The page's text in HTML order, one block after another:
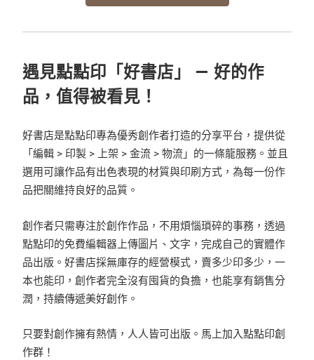
遇見點點印「好書店」 — 好的作
品，值得被看見！
好書店是點點印專為優秀創作者打造的分享平台，提供從
「編輯 > 印製 > 上架 > 金流 > 物流」的一條龍服務。並且
選用可讓作品有出色表現的材質與印刷方式，為每一份作
品把關維持良好的品質。
創作者只需專注於創作作品，不用煩惱瑣碎的事務，透過
點點印的免費編輯器上傳圖片、文字，完成自己的實體作
品出版。好書店採無庫存的經營模式，賣多少印多少，一
本也能印，創作者完全沒有囤貨的負擔，也能享有銷售分
潤，持續傳遞美好創作。
只要對創作擁有熱情，人人皆可出版。馬上加入點點印創
作群！